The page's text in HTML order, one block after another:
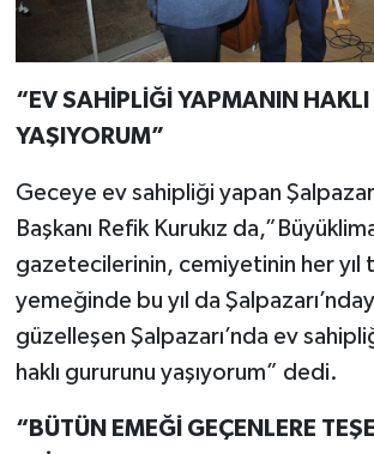
“EV SAHİPLİĞİ YAPMANIN HAKLI
YAŞIYORUM”
Geceye ev sahipliği yapan
Başkanı Refik Kurukız
gazetecilerinin, cemiyetinin her yıl
yemeğinde bu yıl da
güzelleşen Şalpazarı’nda ev
haklı gururunu yaşıyorum” dedi.
“BÜTÜN EMEĞİ GEÇENLERE